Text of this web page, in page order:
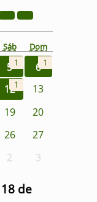
Sáb Dom
5 1 6 1
121
13
19
20
26
27
2 3
de